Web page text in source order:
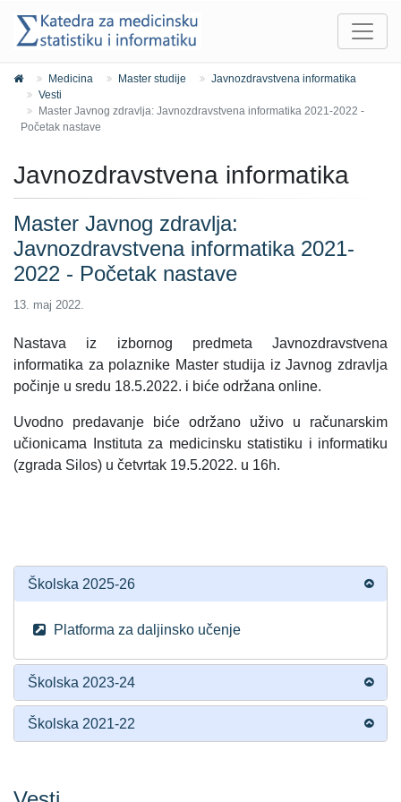
Medicina Master studije
Javnozdravstvena informatika
Vesti
Master Javnog zdravlja: Javnozdravstvena informatika 2021-2022 -
Početak nastave
Javnozdravstvena informatika
Master Javnog zdravlja:
Javnozdravstvena informatika 2021-
2022 - Početak nastave
13. maj 2022.
Nastava iz izbornog predmeta Javnozdravstvena
informatika za polaznike Master studija iz Javnog zdravlja
počinje u sredu 18.5.2022. i biće održana online.
Uvodno predavanje biće održano uživo u računarskim
učionicama Instituta za medicinsku statistiku i informatiku
(zgrada Silos) u četvrtak 19.5.2022. u 16h.
Školska 2025-26
Platforma za daljinsko učenje
Školska 2023-24
Školska 2021-22